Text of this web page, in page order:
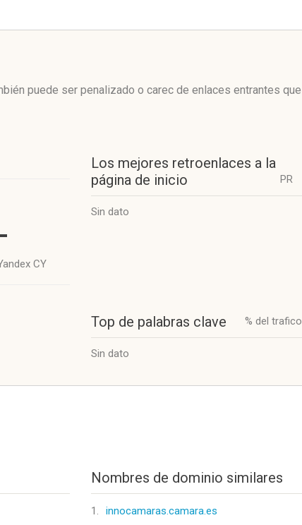
puede ser penalizado o carec de enlaces entrantes que
CY
Los mejores retroenlaces a la
página de inicio
PR
Sin dato
Top de palabras clave % del trafico
Sin dato
Nombres de dominio similares
1.
innocamaras.camara.es